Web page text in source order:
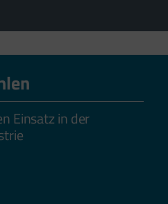
Einsatz in der